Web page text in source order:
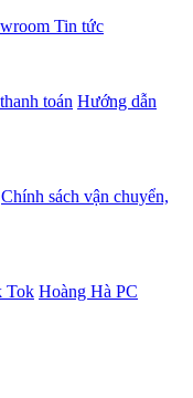
Tin tức
toán Hướng dẫn
Chính sách vận chuyển,
Tok Hoàng Hà PC